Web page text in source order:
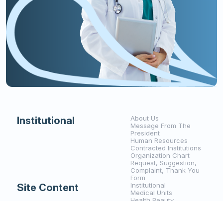
Institutional
About Us
Message From The
President
Human Resources
Contracted Institutions
Organization Chart
Request, Suggestion,
Complaint, Thank You
Form
Site Content
Institutional
Medical Units